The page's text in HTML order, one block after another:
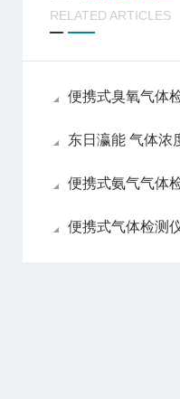
RELATED ARTICLES
便携式臭氧气体检测仪被
东日瀛能 气体浓度
便携式氨气气体
便携式气体检测仪在化工厂